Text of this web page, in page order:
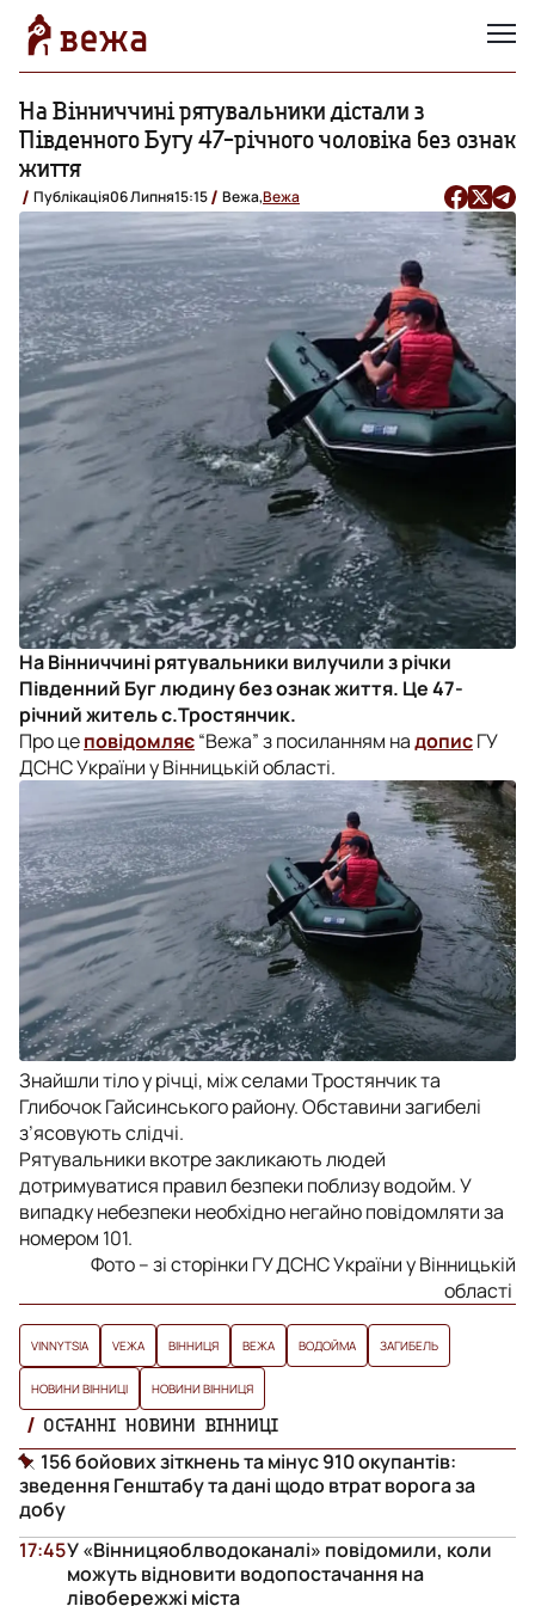
На Вінниччині рятувальники дістали з
Південного Бугу 47-річного чоловіка без ознак
життя
Публікація06 Липня15:15 Вежа,Вежа
На Вінниччині рятувальники вилучили з річки
Південний Буг людину без ознак життя. Це 47-
річний житель с.Тростянчик.
Про цеповідомляє“Вежа” з посиланням надописГУ
ДСНС України у Вінницькій області.
Знайшли тіло у річці, між селами Тростянчик та
Глибочок Гайсинського району. Обставини загибелі
з’ясовують слідчі.
Рятувальники вкотре закликають людей
дотримуватися правил безпеки поблизу водойм. У
випадку небезпеки необхідно негайно повідомляти за
номером 101.
Фото – зі сторінки ГУ ДСНС України у Вінницькій
області
VINNYTSIA VЕЖА ВІННИЦЯ ВЕЖА ВОДОЙМА ЗАГИБЕЛЬ
НОВИНИ ВІННИЦІ НОВИНИ ВІННИЦЯ
ОСТАННІ НОВИНИ ВІННИЦІ
156 бойових зіткнень та мінус 910 окупантів:
зведення Генштабу та дані щодо втрат ворога за
добу
У «Вінницяоблводоканалі» повідомили, коли
можуть відновити водопостачання на
лівобережжі міста
17:45